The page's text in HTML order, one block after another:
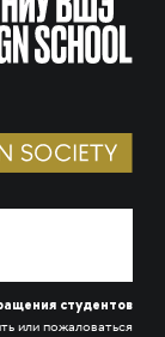
студентов
или пожаловаться